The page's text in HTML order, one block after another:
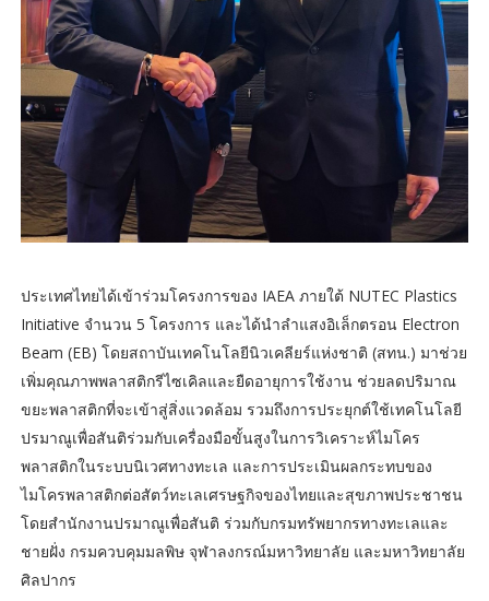
ประเทศไทยได้เข้าร่วมโครงการของ IAEA ภายใต้ NUTEC Plastics
Initiative จำนวน 5 โครงการ และได้นำลำแสงอิเล็กตรอน Electron
Beam (EB) โดยสถาบันเทคโนโลยีนิวเคลียร์แห่งชาติ (สทน.) มาช่วย
เพิ่มคุณภาพพลาสติกรีไซเคิลและยืดอายุการใช้งาน ช่วยลดปริมาณ
ขยะพลาสติกที่จะเข้าสู่สิ่งแวดล้อม รวมถึงการประยุกต์ใช้เทคโนโลยี
ปรมาณูเพื่อสันติร่วมกับเครื่องมือขั้นสูงในการวิเคราะห์ไมโคร
พลาสติกในระบบนิเวศทางทะเล และการประเมินผลกระทบของ
ไมโครพลาสติกต่อสัตว์ทะเลเศรษฐกิจของไทยและสุขภาพประชาชน
โดยสำนักงานปรมาณูเพื่อสันติ ร่วมกับกรมทรัพยากรทางทะเลและ
ชายฝั่ง กรมควบคุมมลพิษ จุฬาลงกรณ์มหาวิทยาลัย และมหาวิทยาลัย
ศิลปากร